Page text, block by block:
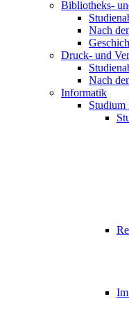
Bibliotheks-
Nach
Druck- und
Nach
Informatik